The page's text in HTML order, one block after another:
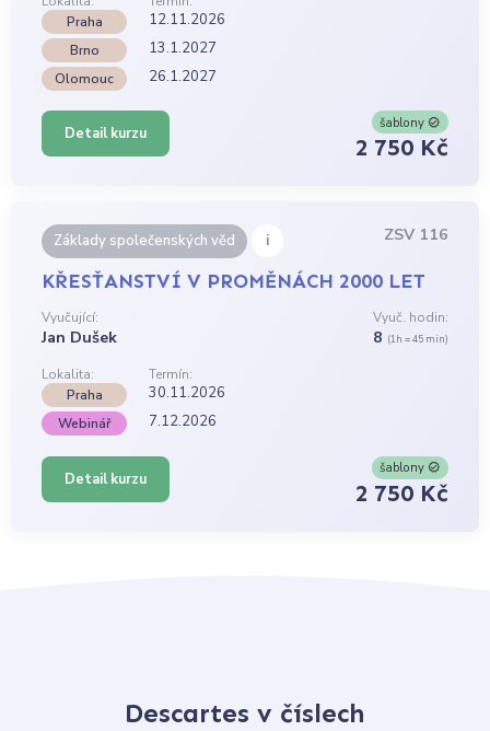
Praha
12.11.2026
Brno 13.1.2027
Olomouc 26.1.2027
Detail kurzu
šablony
2 750 Kč
Základy společenských věd i ZSV 116
KŘESŤANSTVÍ V PROMĚNÁCH 2000 LET
Vyučující:
Jan Dušek
Vyuč. hodin:
8 (1h = 45 min)
Lokalita:
Termín:
Praha
30.11.2026
Webinář 7.12.2026
Detail kurzu
šablony
2 750 Kč
Descartes v číslech